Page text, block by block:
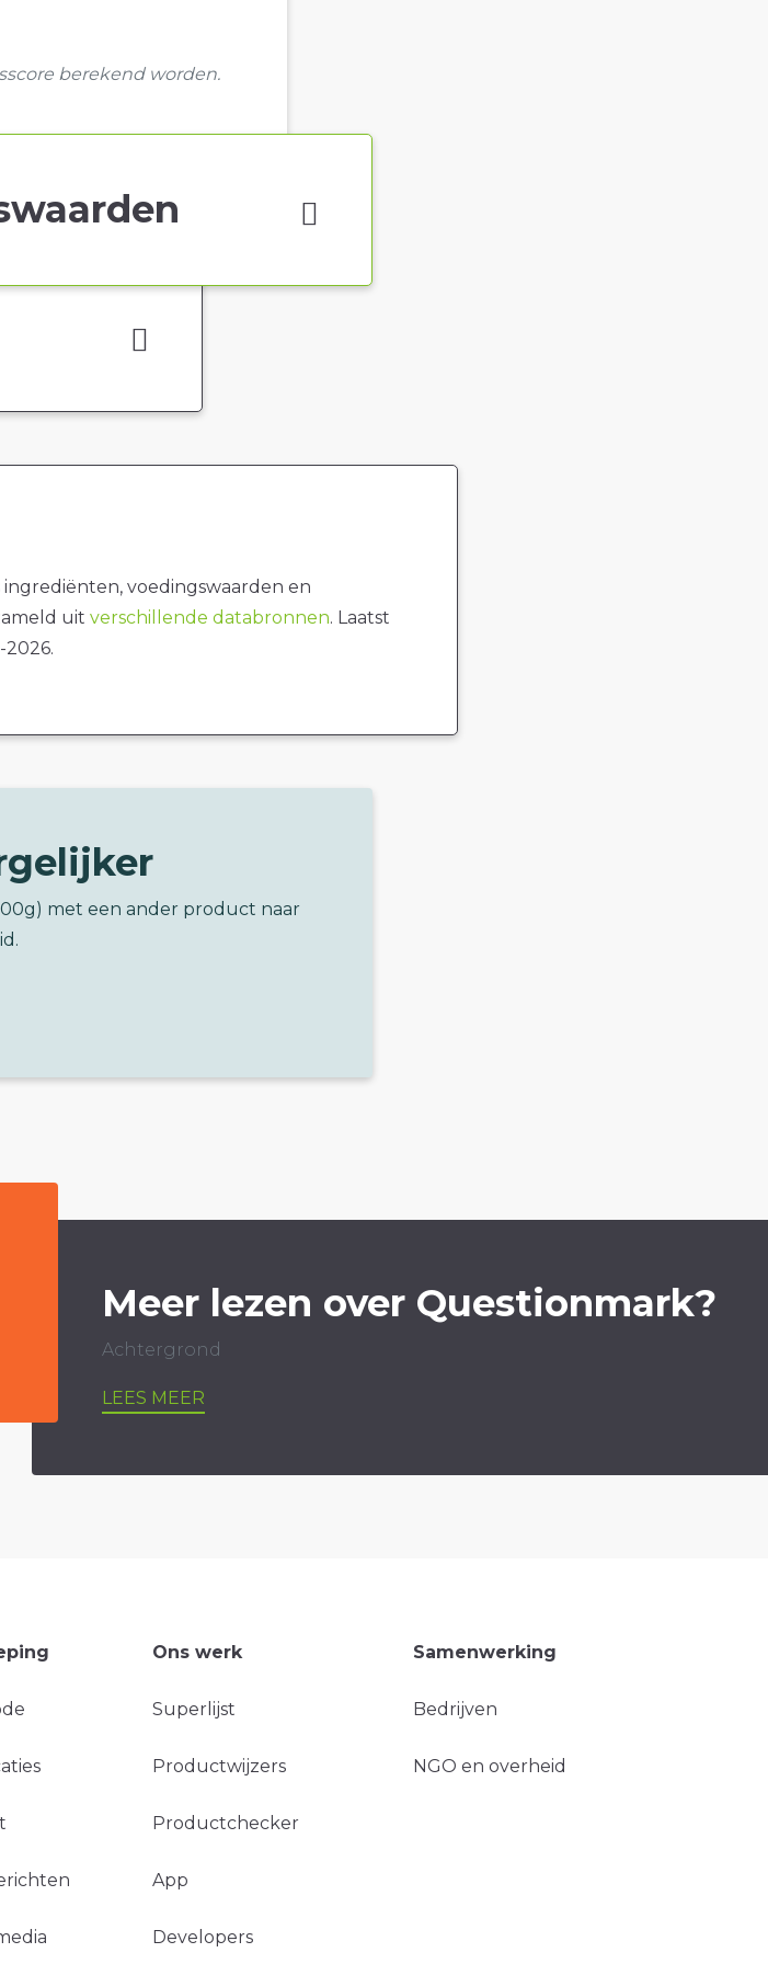
berekend worden.
voedingswaarden en
uit verschillende databronnen. Laatst
met een ander product naar
Meer lezen over Questionmark?
Achtergrond
LEES MEER
Ons werk
Superlijst
Productwijzers
Productchecker
App
Developers
Samenwerking
Bedrijven
NGO en overheid